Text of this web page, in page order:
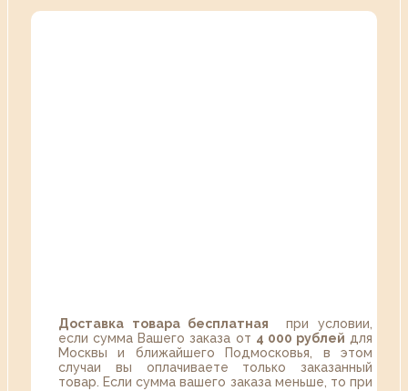
Доставка товара бесплатная при условии,
если сумма Вашего заказа от 4 000 рублей для
Москвы и ближайшего Подмосковья, в этом
случаи вы оплачиваете только заказанный
товар. Если сумма вашего заказа меньше, то при